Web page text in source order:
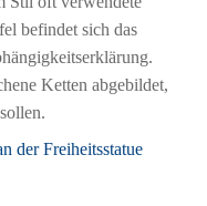
befindet sich das
Ketten abgebildet,